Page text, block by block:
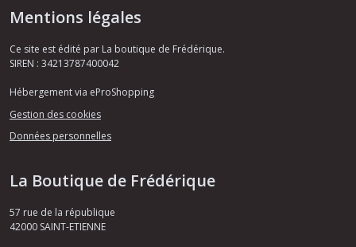
Mentions légales
Ce site est édité par La boutique de Frédérique.
SIREN : 34213787400042
Hébergement via eProShopping
Gestion des cookies
Données personnelles
La Boutique de Frédérique
57 rue de la république
42000 SAINT-ETIENNE